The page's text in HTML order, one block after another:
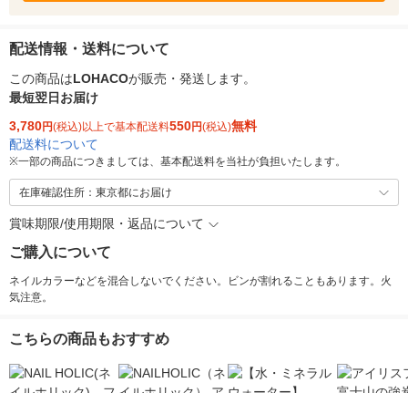
配送情報・送料について
この商品はLOHACOが販売・発送します。
最短翌日お届け
3,780円(税込)以上で基本配送料550円(税込)無料
配送料について
※一部の商品につきましては、基本配送料を当社が負担いたします。
在庫確認住所：東京都にお届け
賞味期限/使用期限・返品について
ご購入について
ネイルカラーなどを混合しないでください。ビンが割れることもあります。火
気注意。
こちらの商品もおすすめ